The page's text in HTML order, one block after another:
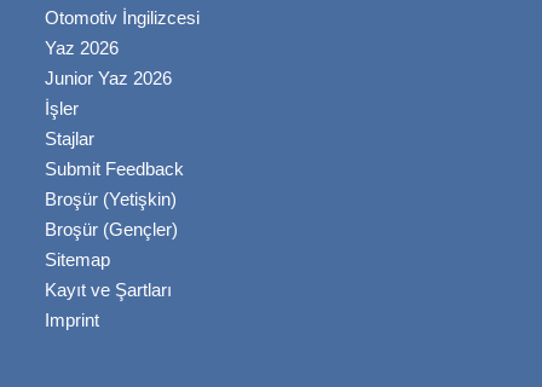
Otomotiv İngilizcesi
Yaz 2026
Junior Yaz 2026
İşler
Stajlar
Submit Feedback
Broşür (Yetişkin)
Broşür (Gençler)
Sitemap
Kayıt ve Şartları
Imprint